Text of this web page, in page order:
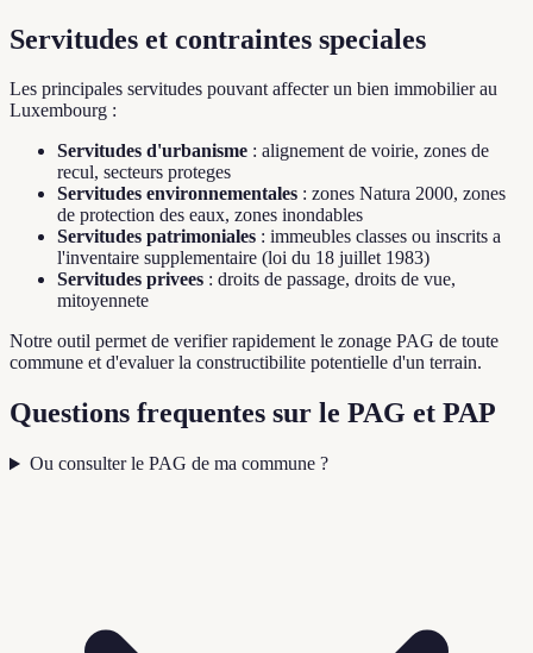
Servitudes et contraintes speciales
Les principales servitudes pouvant affecter un bien immobilier au
Luxembourg :
Servitudes d'urbanisme : alignement de voirie, zones de
recul, secteurs proteges
Servitudes environnementales : zones Natura 2000, zones
de protection des eaux, zones inondables
Servitudes patrimoniales : immeubles classes ou inscrits a
l'inventaire supplementaire (loi du 18 juillet 1983)
Servitudes privees : droits de passage, droits de vue,
mitoyennete
Notre outil permet de verifier rapidement le zonage PAG de toute
commune et d'evaluer la constructibilite potentielle d'un terrain.
Questions frequentes sur le PAG et PAP
Ou consulter le PAG de ma commune ?